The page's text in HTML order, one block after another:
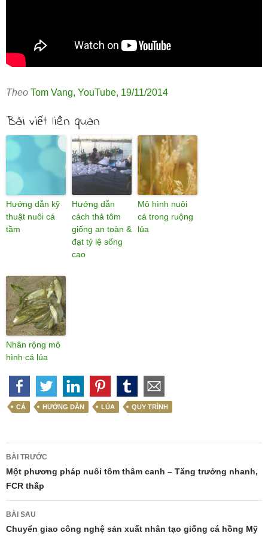
Theo Tom Vang, YouTube, 19/11/2014
Bài viết liên quan
Hướng dẫn kỹ
thuật nuôi cá
tầm
Hướng dẫn
cách thả tôm
giống an toàn &
đạt tỷ lệ sống
cao
Mô hình nuôi
cá trong ruộng
lúa
Nhân rộng mô
hình cá lúa
CÁ HƯỚNG DẪN LÚA QUY TRÌNH
Điều
hướng
bài
viết
BÀI TRƯỚC
Một phương pháp nuôi tôm thâm canh – Tăng trưởng nhanh,
FCR thấp
BÀI SAU
Chuyển giao công nghệ sản xuất nhân tạo giống cá hồng Mỹ